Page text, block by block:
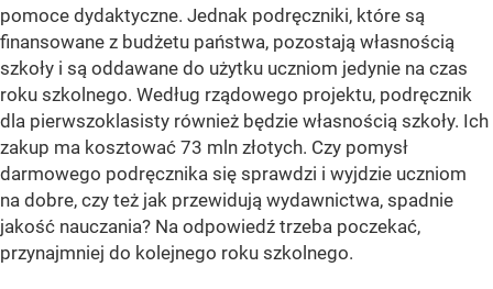
pomoce dydaktyczne. Jednak podręczniki, które są
finansowane z budżetu państwa, pozostają własnością
szkoły i są oddawane do użytku uczniom jedynie na czas
roku szkolnego. Według rządowego projektu, podręcznik
dla pierwszoklasisty również będzie własnością szkoły. Ich
zakup ma kosztować 73 mln złotych. Czy pomysł
darmowego podręcznika się sprawdzi i wyjdzie uczniom
na dobre, czy też jak przewidują wydawnictwa, spadnie
jakość nauczania? Na odpowiedź trzeba poczekać,
przynajmniej do kolejnego roku szkolnego.